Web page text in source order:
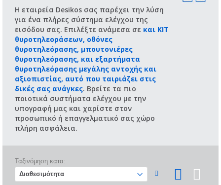
Η εταιρεία Desikos σας παρέχει την λύση
για ένα πλήρες σύστημα ελέγχου της
εισόδου σας. Επιλέξτε ανάμεσα σε και KIT
θυροτηλεοράσεων, οθόνες
θυροτηλεόρασης, μπουτονιέρες
θυροτηλεόρασης, και εξαρτήματα
θυροτηλεόρασης μεγάλης αντοχής και
αξιοπιστίας, αυτό που ταιριάζει στις
δικές σας ανάγκες. Βρείτε τα πιο
ποιοτικά συστήματα ελέγχου με την
υπογραφή μας και χαρίστε στον
προσωπικό ή επαγγελματικό σας χώρο
πλήρη ασφάλεια.
Ταξινόμηση κατα: